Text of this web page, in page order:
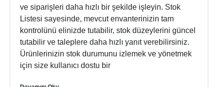
ve siparişleri daha hızlı bir şekilde işleyin. Stok
Listesi sayesinde, mevcut envanterinizin tam
kontrolünü elinizde tutabilir, stok düzeylerini güncel
tutabilir ve taleplere daha hızlı yanıt verebilirsiniz.
Ürünlerinizin stok durumunu izlemek ve yönetmek
için size kullanıcı dostu bir